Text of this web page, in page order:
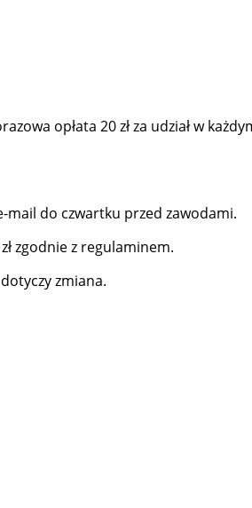
opłata 20 zł za udział w
do czwartku przed zawodami.
zgodnie z regulaminem.
zmiana.